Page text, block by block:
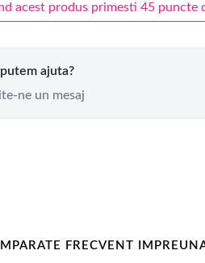
acest produs primesti 45 puncte
ajuta?
ne un mesaj
FRECVENT